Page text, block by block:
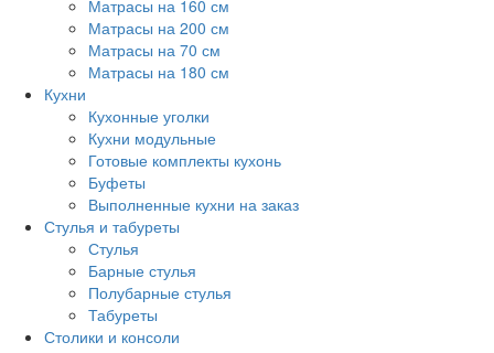
Матрасы на 160 см
Матрасы на 200 см
Матрасы на 70 см
Матрасы на 180 см
Кухни
Кухонные уголки
Кухни модульные
Готовые комплекты кухонь
Буфеты
Выполненные кухни на заказ
Стулья и табуреты
Стулья
Барные стулья
Полубарные стулья
Табуреты
Столики и консоли